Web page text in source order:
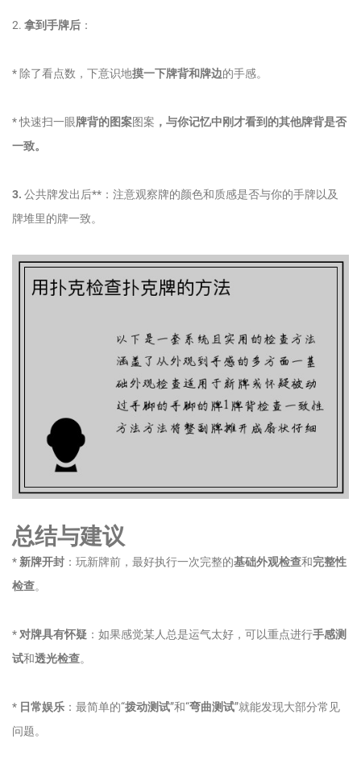
2. 拿到手牌后 ：
* 除了看点数，下意识地摸一下牌背和牌边的手感。
* 快速扫一眼牌背的图案图案 ，与你记忆中刚才看到的其他牌背是否
一致。
3. 公共牌发出后**：注意观察牌的颜色和质感是否与你的手牌以及
牌堆里的牌一致。
总结与建议
* 新牌开封 ：玩新牌前，最好执行一次完整的基础外观检查和完整性
检查。
* 对牌具有怀疑 ：如果感觉某人总是运气太好，可以重点进行手感测
试和透光检查。
* 日常娱乐 ：最简单的“拨动测试”和“弯曲测试”就能发现大部分常见
问题。